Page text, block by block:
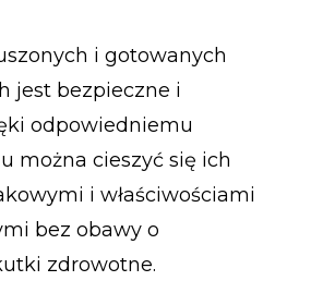
i gotowanych
jest bezpieczne i
odpowiedniemu
można cieszyć się ich
i właściwościami
bez obawy o
zdrowotne.